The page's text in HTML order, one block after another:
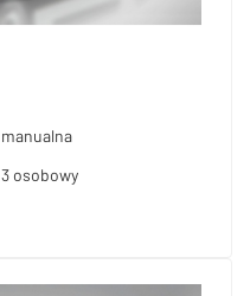
manualna
3 osobowy